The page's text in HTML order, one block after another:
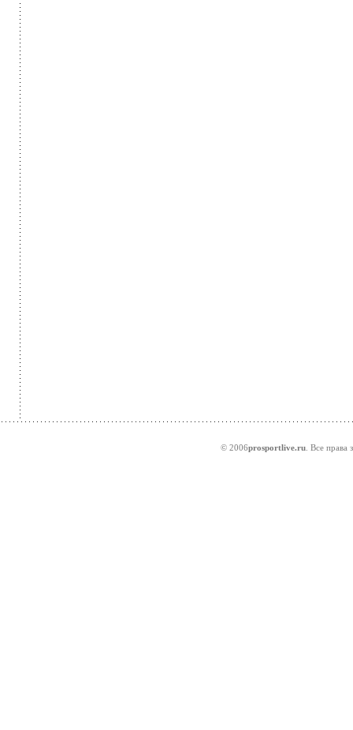
© 2006prosportlive.ru . Все